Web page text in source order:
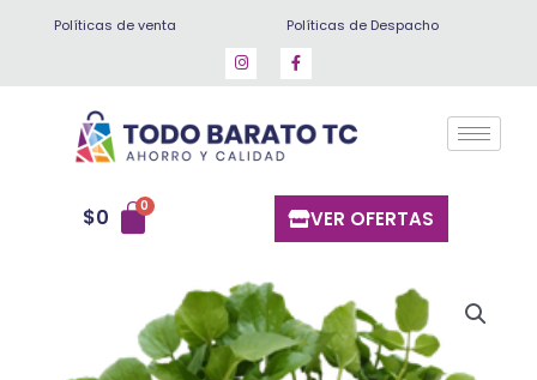
Políticas de venta Políticas de Despacho
$0 VER OFERTAS